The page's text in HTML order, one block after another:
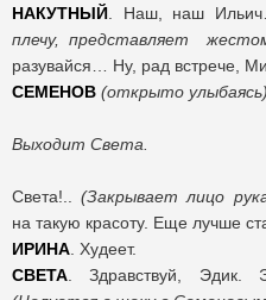
НАКУТНЫЙ . Наш, наш
плечу, представляет
разувайся… Ну, рад встрече,
СЕМЕНОВ (открыто улыбаясь).
Выходит Света.
Света!..(Закрывает лицо
на такую красоту. Еще лучше
ИРИНА . Худеет.
СВЕТА . Здравствуй, Эдик.